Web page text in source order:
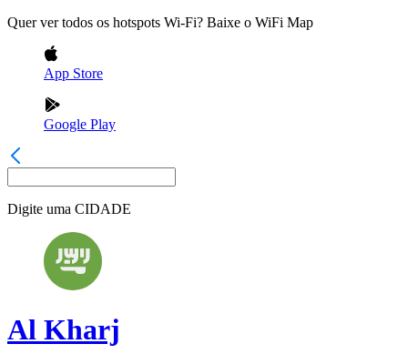
Quer ver todos os hotspots Wi-Fi? Baixe o WiFi Map
App Store
Google Play
Digite uma CIDADE
Al Kharj